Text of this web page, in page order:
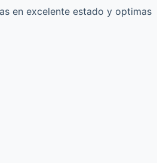
en excelente estado y optimas